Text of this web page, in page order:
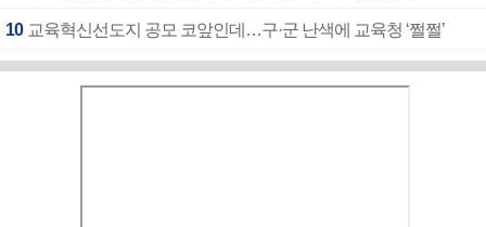
10 교육혁신선도지 공모 코앞인데…구·군 난색에 교육청 ‘쩔쩔’